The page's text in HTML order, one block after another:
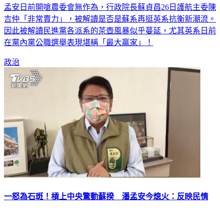
孟安日前開嗆農委會無作為，行政院長蘇貞昌26日護航主委陳
吉仲「非常賣力」，被解讀是否是蘇系再挺英系抗衡新潮流。
因此被解讀民進黨各派系的茶壺風暴似乎蔓延，尤其英系日前
在黨內黨公職選舉表現堪稱「最大贏家」！
政治
一怒為石斑！槓上中央驚動蘇揆 潘孟安今熄火：反映民情